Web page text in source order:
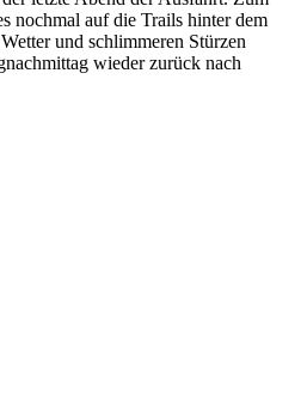
nochmal auf die Trails hinter dem
und schlimmeren Stürzen
wieder zurück nach